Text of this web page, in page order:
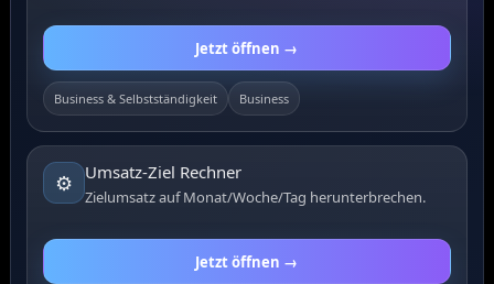
Jetzt öffnen →
Business & Selbstständigkeit Business
⚙️ Umsatz-Ziel Rechner
Zielumsatz auf Monat/Woche/Tag herunterbrechen.
Jetzt öffnen →